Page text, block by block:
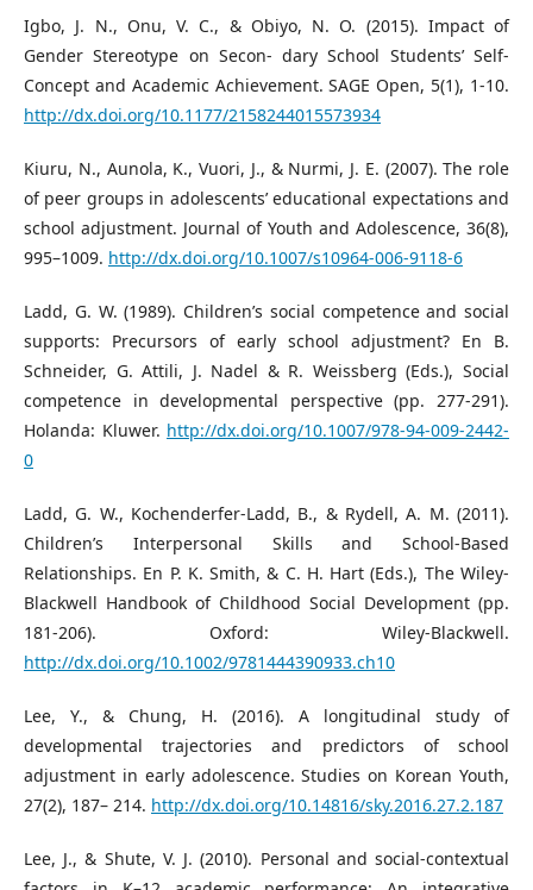
Igbo, J. N., Onu, V. C., & Obiyo, N. O. (2015). Impact of
Gender Stereotype on Secon- dary School Students’ Self-
Concept and Academic Achievement. SAGE Open, 5(1), 1-10.
http://dx.doi.org/10.1177/2158244015573934
Kiuru, N., Aunola, K., Vuori, J., & Nurmi, J. E. (2007). The role
of peer groups in adolescents’ educational expectations and
school adjustment. Journal of Youth and Adolescence, 36(8),
995–1009. http://dx.doi.org/10.1007/s10964-006-9118-6
Ladd, G. W. (1989). Children’s social competence and social
supports: Precursors of early school adjustment? En B.
Schneider, G. Attili, J. Nadel & R. Weissberg (Eds.), Social
competence in developmental perspective (pp. 277-291).
Holanda: Kluwer. http://dx.doi.org/10.1007/978-94-009-2442-
0
Ladd, G. W., Kochenderfer-Ladd, B., & Rydell, A. M. (2011).
Children’s Interpersonal Skills and School-Based
Relationships. En P. K. Smith, & C. H. Hart (Eds.), The Wiley-
Blackwell Handbook of Childhood Social Development (pp.
181-206). Oxford: Wiley-Blackwell.
http://dx.doi.org/10.1002/9781444390933.ch10
Lee, Y., & Chung, H. (2016). A longitudinal study of
developmental trajectories and predictors of school
adjustment in early adolescence. Studies on Korean Youth,
27(2), 187– 214. http://dx.doi.org/10.14816/sky.2016.27.2.187
Lee, J., & Shute, V. J. (2010). Personal and social-contextual